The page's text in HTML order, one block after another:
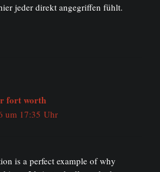
jeder direkt angegriffen fühlt.
fort worth
um 17:35 Uhr
is a perfect example of why